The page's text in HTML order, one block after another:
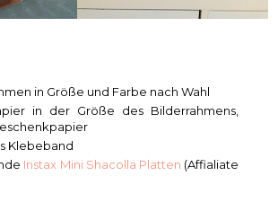
in Größe und Farbe nach Wahl
in der Größe des Bilderrahmens,
Klebeband
Instax Mini Shacolla Platten (Affialiate